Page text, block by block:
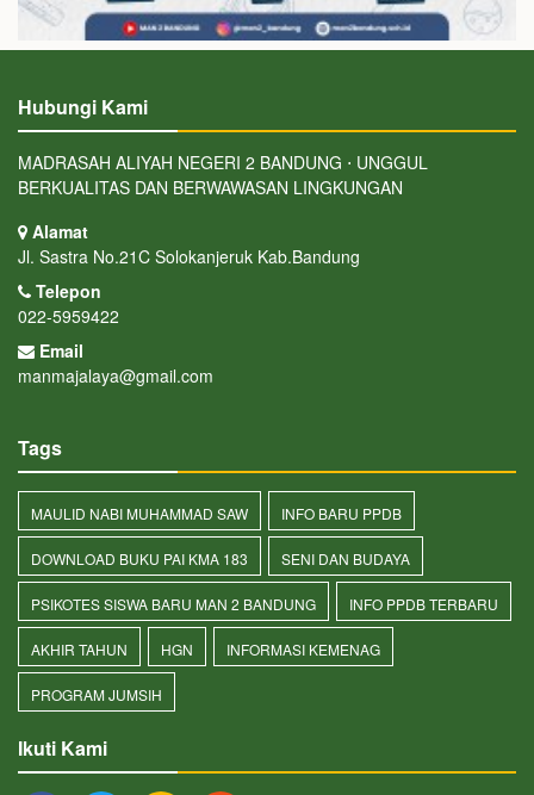
Hubungi Kami
MADRASAH ALIYAH NEGERI 2 BANDUNG ⋅ UNGGUL
BERKUALITAS DAN BERWAWASAN LINGKUNGAN
Alamat
Jl. Sastra No.21C Solokanjeruk Kab.Bandung
Telepon
022-5959422
Email
manmajalaya@gmail.com
Tags
MAULID NABI MUHAMMAD SAW INFO BARU PPDB
DOWNLOAD BUKU PAI KMA 183 SENI DAN BUDAYA
PSIKOTES SISWA BARU MAN 2 BANDUNG INFO PPDB TERBARU
AKHIR TAHUN HGN INFORMASI KEMENAG
PROGRAM JUMSIH
Ikuti Kami